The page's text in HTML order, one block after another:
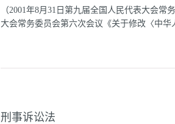
照职责分工，负责农产品质量安全的有关工
经济和社会发展规划，并安排农产品质量安
水平。第六条 国务院农业行政主管部门应
（2001年8月31日第九届全国人民代表大会
大会常务委员会第六次会议《关于修改〈中
沙土裸露的过程。本法所称土地沙化，是指
刑事诉讼法